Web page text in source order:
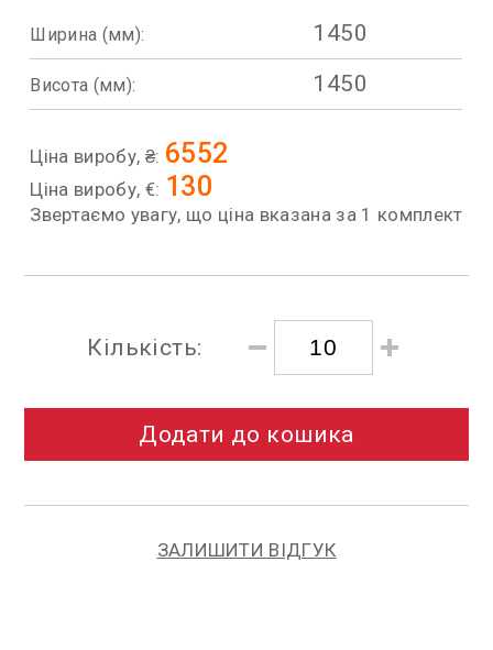
Ширина (мм): 1450
Висота (мм): 1450
Ціна виробу, ₴: 6552
Ціна виробу, €: 130
Звертаємо увагу, що ціна вказана за 1 комплект
Кількість:
Додати до кошика
ЗАЛИШИТИ ВІДГУК